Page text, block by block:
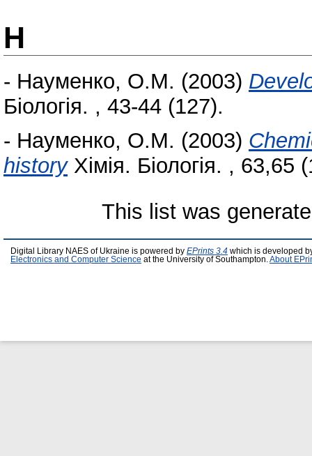
Н
- Науменко, О.М. (2003)
Біологія. , 43-44 (127).
- Науменко, О.М. (2003)
historyХімія. Біологія. , 63,65
This list was
Digital Library NAES of Ukraine is powered by EPrints 3.4 which is developed
Electronics and Computer Science at the University of Southampton. About